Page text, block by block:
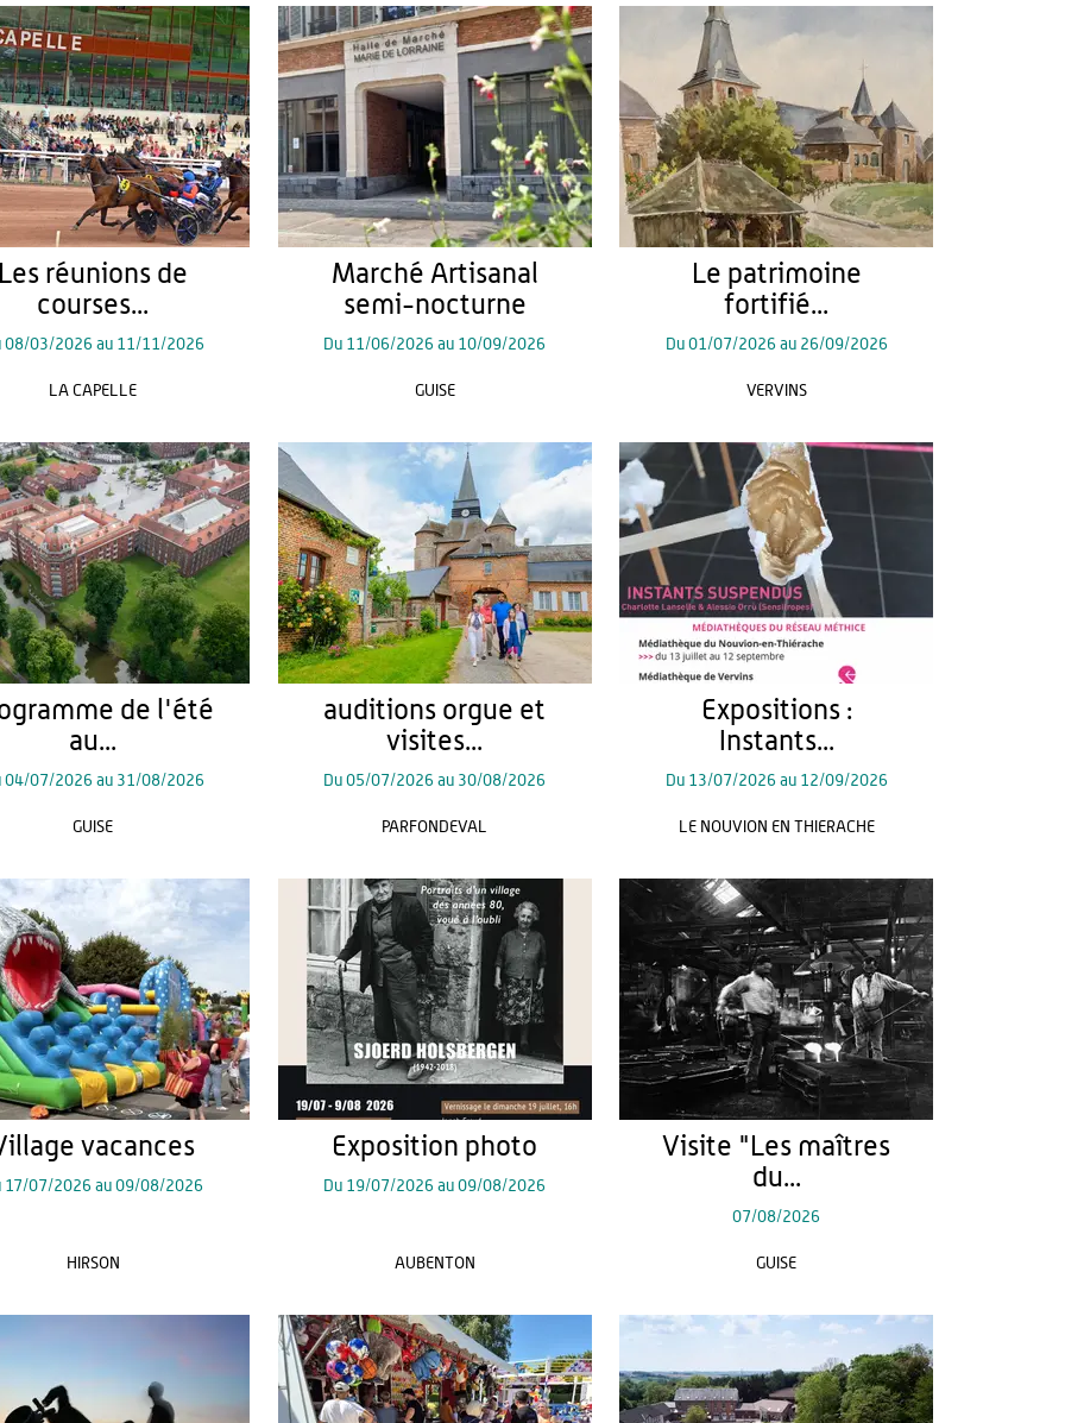
réunions de
courses...
08/03/2026 au 11/11/2026
LA CAPELLE
Marché Artisanal
semi-nocturne
Du 11/06/2026 au 10/09/2026
GUISE
Le patrimoine
fortifié...
Du 01/07/2026 au 26/09/2026
VERVINS
de l'été
au...
04/07/2026 au 31/08/2026
GUISE
auditions orgue et
visites...
Du05/07/2026 au 30/08/2026
PARFONDEVAL
Expositions :
Instants...
Du 13/07/2026 au 12/09/2026
LE NOUVION EN THIERACHE
vacances
17/07/2026 au09/08/2026
HIRSON
Exposition photo
Du 19/07/2026 au09/08/2026
AUBENTON
Visite "Les maîtres
du...
07/08/2026
GUISE